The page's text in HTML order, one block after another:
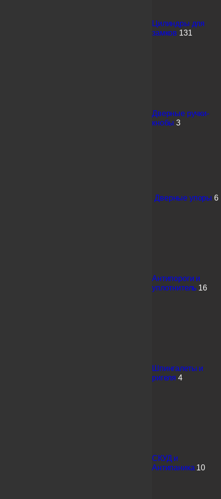
Цилиндры для
замков 131
Дверные ручки-
кнобы 3
Дверные упоры 6
Антипороги и
уплотнитель 16
Шпингалеты и
ригеля 4
СКУД и
Антипаника 10